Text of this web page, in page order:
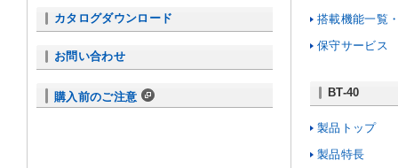
カタログダウンロード
お問い合わせ
購入前のご注意
搭載機能一覧
保守サービス
BT-40
製品トップ
製品特長